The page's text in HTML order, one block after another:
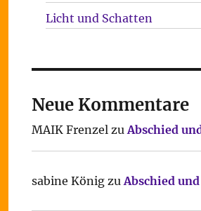
Licht und Schatten
Neue Kommentare
MAIK FrenzelzuAbschied
sabine KönigzuAbschied